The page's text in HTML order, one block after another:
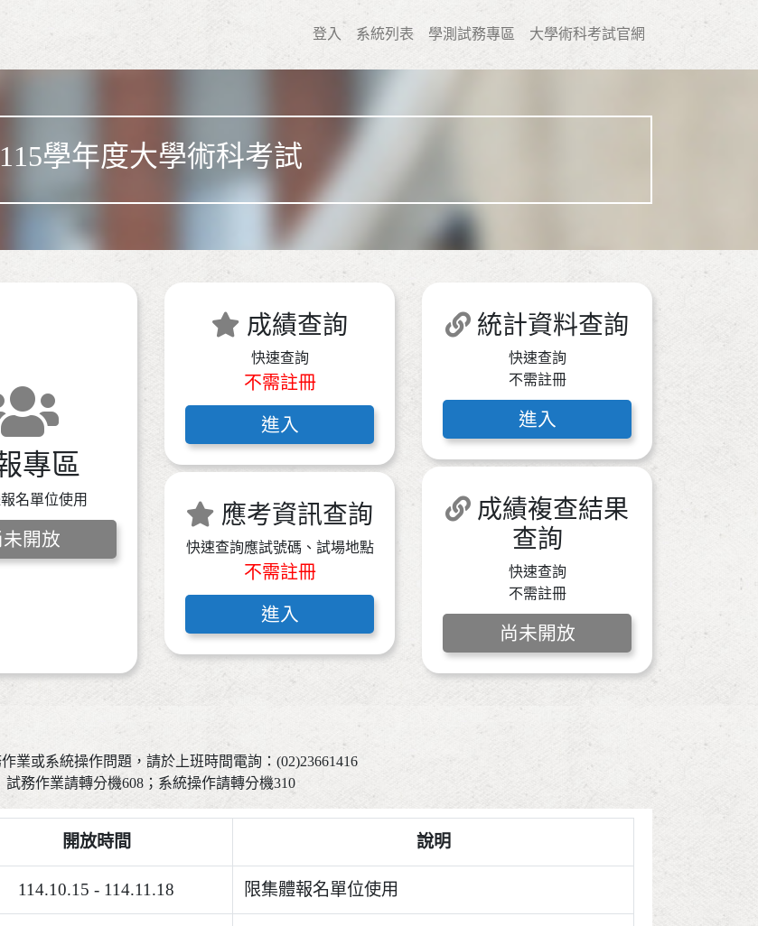
登入 系統列表 學測試務專區 大學術科考試官網
115學年度大學術科考試
專區
名單位使用
未開放
成績查詢
快速查詢
不需註冊
進入
應考資訊查詢
快速查詢應試號碼、試場地點
不需註冊
進入
統計資料查詢
快速查詢
不需註冊
進入
成績複查結果
查詢
快速查詢
不需註冊
尚未開放
業或系統操作問題，請於上班時間電詢：(02)23661416
試務作業請轉分機608；系統操作請轉分機310
開放時間 說明
114.10.15 - 114.11.18 限集體報名單位使用